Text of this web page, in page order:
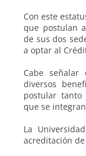
Con este
que postulan
de sus dos
a optar al
Cabe señalar
diversos
postular tanto
que se
La
acreditación